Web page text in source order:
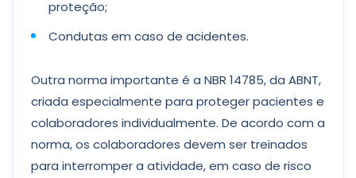
proteção;
Condutas em caso de acidentes.
Outra norma importante é a NBR 14785, da ABNT,
criada especialmente para proteger pacientes e
colaboradores individualmente. De acordo com a
norma, os colaboradores devem ser treinados
para interromper a atividade, em caso de risco